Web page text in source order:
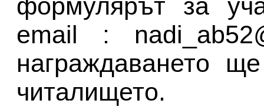
формулярът за
еmail :
награждаването
читалището.